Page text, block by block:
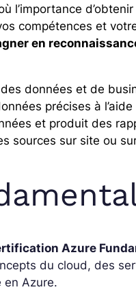
l’importance d’obtenir
compétences et
en
données et de
précises à l’aide
et produit des
sources sur site ou
Azure
du cloud, des
Azure.